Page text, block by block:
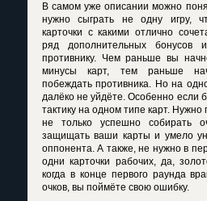
В самом уже описании можно
нужно сыграть не одну игру,
карточки с какими отлично
ряд дополнительных бонусов
противнику. Чем раньше вы
минусы карт, тем раньше
побеждать противника. Но на
далёко не уйдёте. Особенно если
тактику на одном типе карт.
не только успешно собирать
защищать ваши карты и умело
оппонента. А также, не нужно в
одни карточки рабочих, да,
когда в конце первого раунда
очков, вы поймёте свою ошибку.